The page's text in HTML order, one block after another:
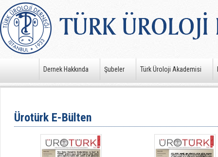
Dernek Hakkında Şubeler Türk Üroloji Akademisi
Ürotürk E-Bülten